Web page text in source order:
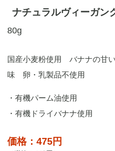
ナチュラルヴィーガン
80g
国産小麦粉使用 バナナの甘
味 卵・乳製品不使用
・有機パーム油使用
・有機ドライバナナ使用
価格：475円